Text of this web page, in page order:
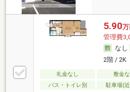
5.90万
管理費
なし
2階 / 2K
礼金なし 敷金
バス・トイレ別
駐車場(